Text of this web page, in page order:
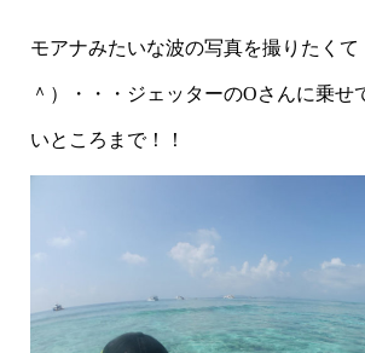
モアナみたいな波の写真を撮りたく
＾）・・・ジェッターのOさんに乗せ
いところまで！！